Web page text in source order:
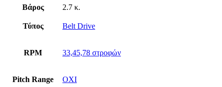
Βάρος 2.7 κ.
Τύπος Belt Drive
RPM 33,45,78 στροφών
Pitch Range OXI